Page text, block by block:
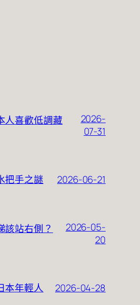
人喜歡低調藏
2026-
07-31
把手之謎 2026-06-21
該站右側？
2026-05-
20
本年輕人 2026-04-28